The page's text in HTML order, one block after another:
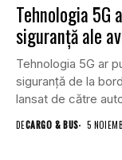
Tehnologia 5G
siguranţă ale
Tehnologia 5G ar
siguranță de la
lansat de către
DECARGO & BUS 5